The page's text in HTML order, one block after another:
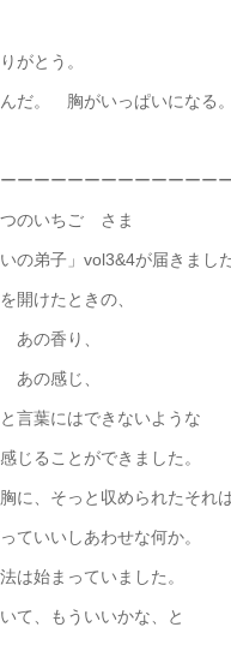
がとう。
だ。 胸がいっぱいになる。
ーーーーーーーーーーーー
さま
」vol3&4が届きました
きの、
、
、
できないような
ができました。
っと収められたそれは
あわせな何か。
ていました。
ういいかな、と